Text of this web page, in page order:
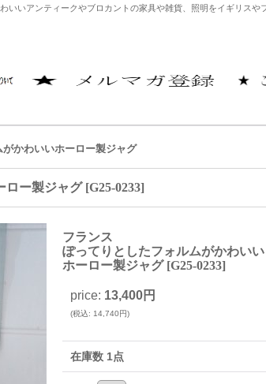
いいアンティークやブロカントの家具や雑貨、照明をイギリス
かわいいホーロー製ジャグ
ロー製ジャグ [G25-0233]
フランス
ぽってりとしたフォルムがかわいい
ホーロー製ジャグ [G25-0233]
price: 13,400円
(税込: 14,740円)
在庫数 1点